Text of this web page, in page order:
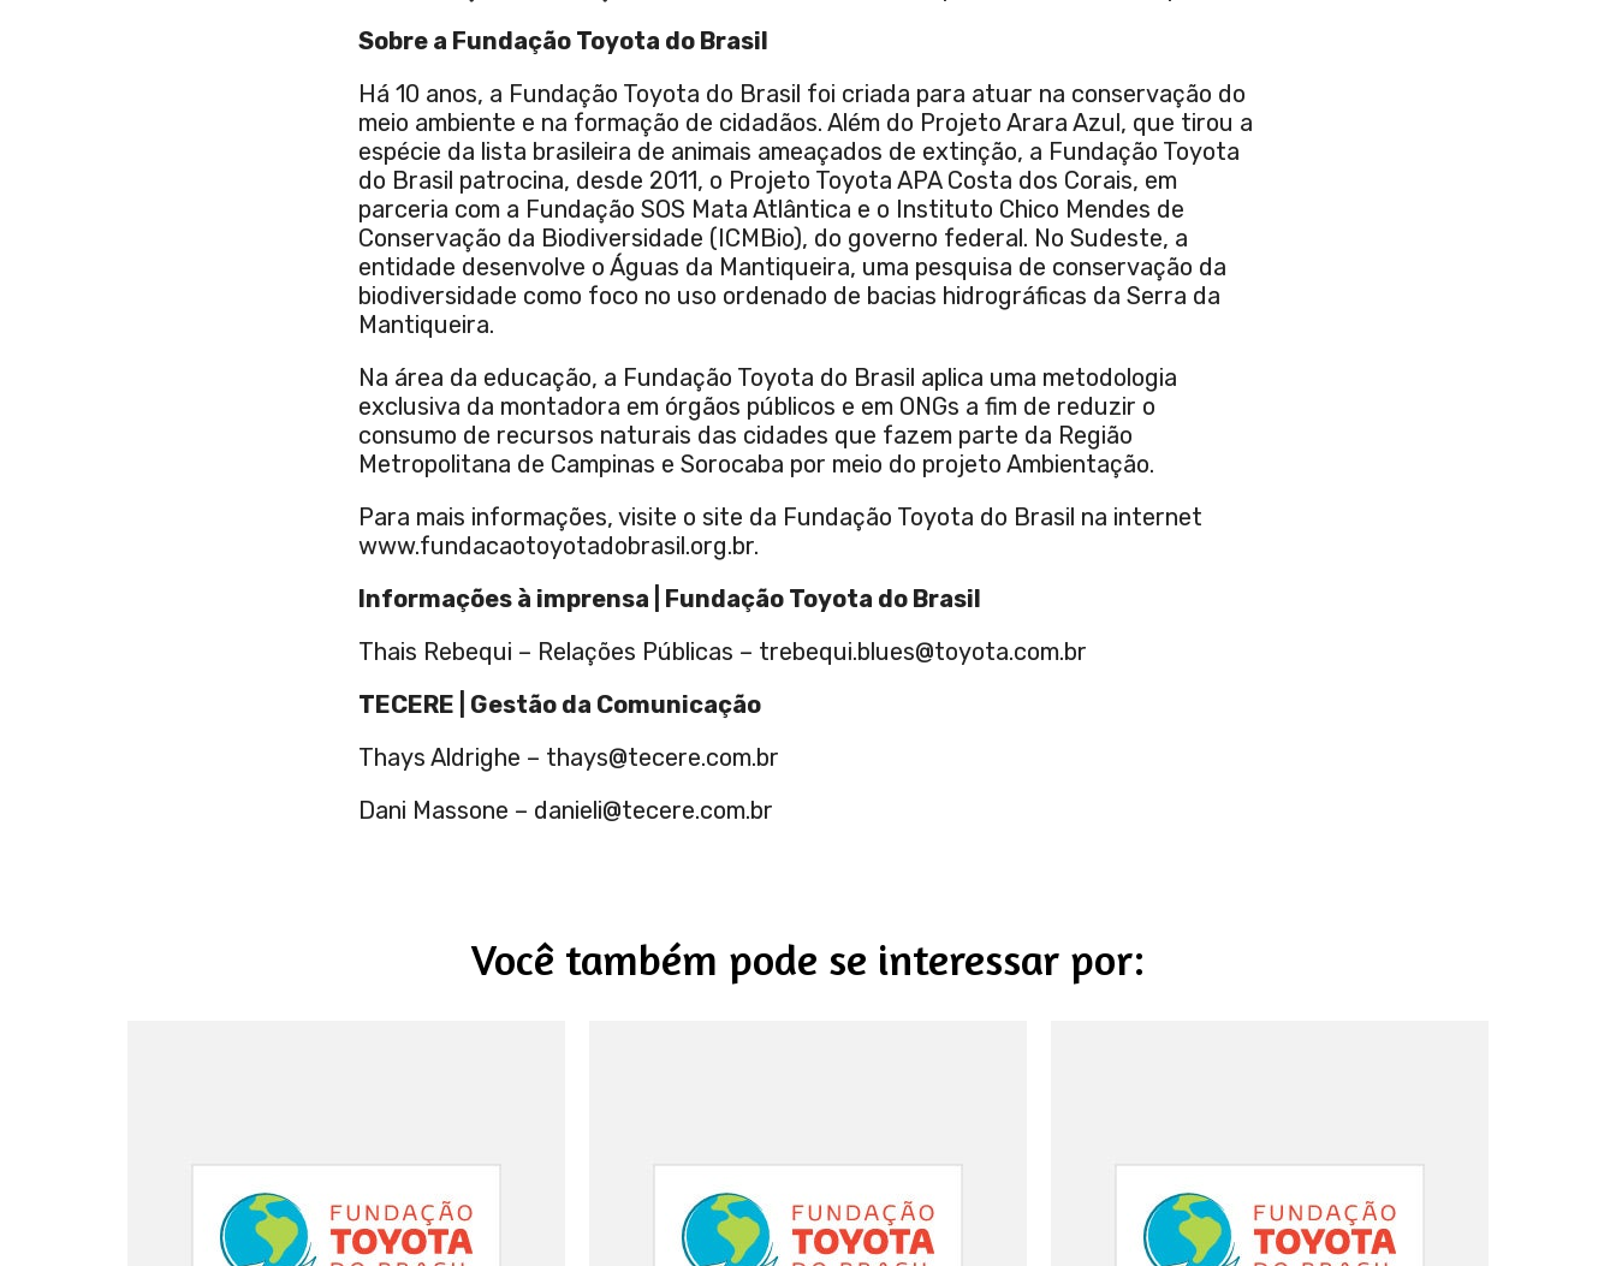
Sobre a Fundação Toyota do Brasil
Há 10 anos, a Fundação Toyota do Brasil foi criada para atuar na conservação do
meio ambiente e na formação de cidadãos. Além do Projeto Arara Azul, que tirou a
espécie da lista brasileira de animais ameaçados de extinção, a Fundação Toyota
do Brasil patrocina, desde 2011, o Projeto Toyota APA Costa dos Corais, em
parceria com a Fundação SOS Mata Atlântica e o Instituto Chico Mendes de
Conservação da Biodiversidade (ICMBio), do governo federal. No Sudeste, a
entidade desenvolve o Águas da Mantiqueira, uma pesquisa de conservação da
biodiversidade como foco no uso ordenado de bacias hidrográficas da Serra da
Mantiqueira.
Na área da educação, a Fundação Toyota do Brasil aplica uma metodologia
exclusiva da montadora em órgãos públicos e em ONGs a fim de reduzir o
consumo de recursos naturais das cidades que fazem parte da Região
Metropolitana de Campinas e Sorocaba por meio do projeto Ambientação.
Para mais informações, visite o site da Fundação Toyota do Brasil na internet
www.fundacaotoyotadobrasil.org.br.
Informações à imprensa | Fundação Toyota do Brasil
Thais Rebequi – Relações Públicas – trebequi.blues@toyota.com.br
TECERE | Gestão da Comunicação
Thays Aldrighe – thays@tecere.com.br
Dani Massone – danieli@tecere.com.br
Você também pode se interessar por: